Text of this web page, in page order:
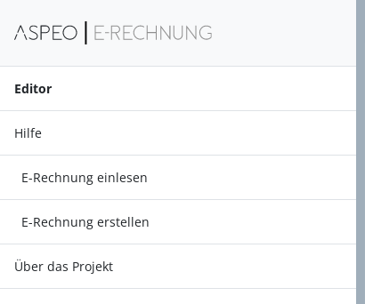
Editor
Hilfe
E-Rechnung einlesen
E-Rechnung erstellen
Über das Projekt